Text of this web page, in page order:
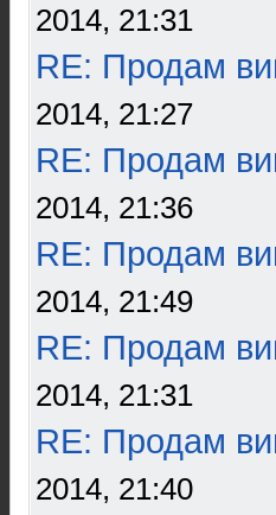
2014, 21:31
RE: Продам
2014, 21:27
RE: Продам
2014, 21:36
RE: Продам
2014, 21:49
RE: Продам
2014, 21:31
RE: Продам
2014, 21:40